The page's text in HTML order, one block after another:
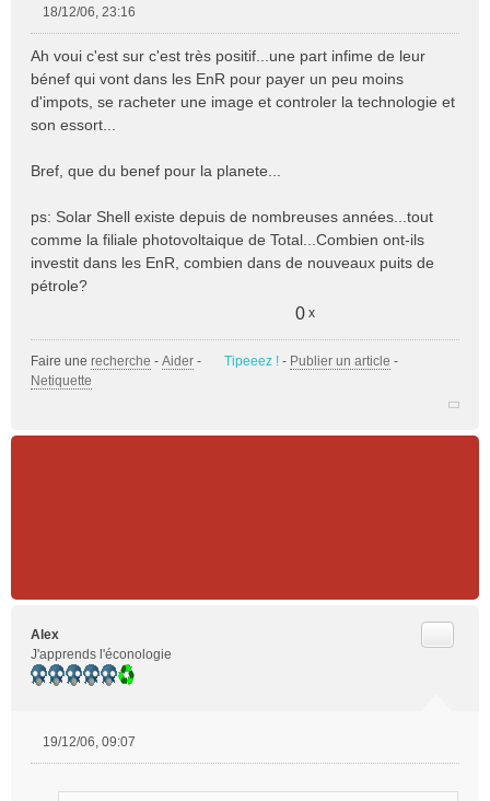
s
s
a
g
l
u
18/12/06, 23:16
Ah voui c'est sur c'est très positif...une part infime de leur
bénef qui vont dans les EnR pour payer un peu moins
d'impots, se racheter une image et controler la technologie et
son essort...
Bref, que du benef pour la planete...
ps: Solar Shell existe depuis de nombreuses années...tout
comme la filiale photovoltaique de Total...Combien ont-ils
investit dans les EnR, combien dans de nouveaux puits de
pétrole?
0 x
Faire une recherche - Aider - Tipeeez ! - Publier un article -
Netiquette
Alex
J'apprends l'éconologie
19/12/06, 09:07